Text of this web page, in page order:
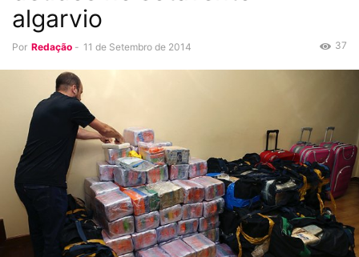
algarvio
Por Redação - 11 de Setembro de 2014 37